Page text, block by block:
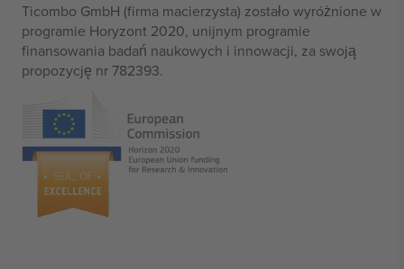
Ticombo GmbH (firma macierzysta) zostało wyróżnione w
programie Horyzont 2020, unijnym programie
finansowania badań naukowych i innowacji, za swoją
propozycję nr 782393.